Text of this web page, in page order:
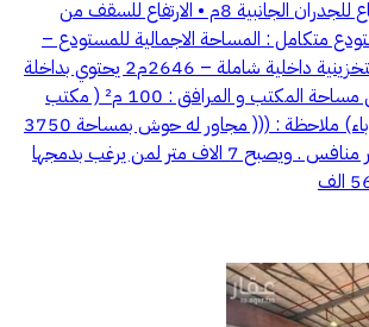
المتاحة للإيجار: • الارتفاع للجدران الجانبية 8م • الارتفاع للسقف من
7.75 م مستودع متكامل : المساحة الاجمالية للمستودع –
3750 م2 المساحة التخزينية داخلية شاملة – 2646م2 يحتوي بداخلة
على غرفتين منفصلتين مساحة المكتب و المرافق : 100 م² ( مكتب
ودورة مياه وغرفة كهرباء) ملاحظة : ((( مجاور له حوش بمساحة 3750
بنفس المساحة وبسعر منافس . ويصبح 7 الاف متر لمن يرغب بدمجها